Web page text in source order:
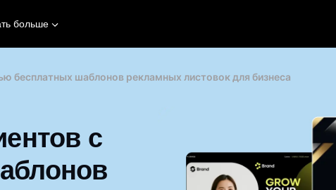
больше
бесплатных шаблонов рекламных листовок для бизнеса
с